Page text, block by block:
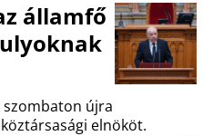
államfő
újra
elnököt.